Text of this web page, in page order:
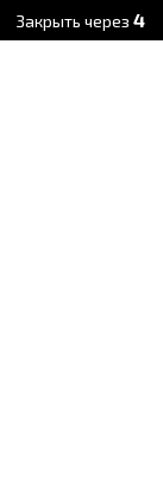
Закрыть через3